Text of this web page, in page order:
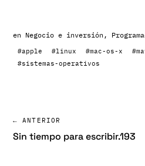
en Negocio e inversión ,
#apple #linux #mac-os-x
#sistemas-operativos
← ANTERIOR
Sin tiempo para escribir.193